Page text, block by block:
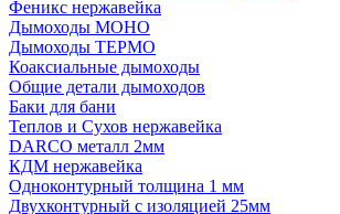
Феникс нержавейка
Дымоходы МОНО
Дымоходы ТЕРМО
Коаксиальные дымоходы
Общие детали дымоходов
Баки для бани
Теплов и Сухов нержавейка
DARCO металл 2мм
КДМ нержавейка
Одноконтурный толщина 1 мм
Двухконтурный с изоляцией 25мм